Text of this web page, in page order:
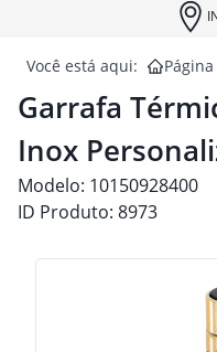
Você está aqui:
Garrafa
Inox
Modelo: 10150928400
ID Produto: 8973